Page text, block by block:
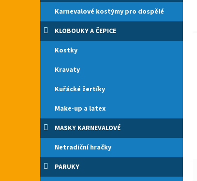
Karnevalové kostýmy pro dospělé
KLOBOUKY A ČEPICE
Kostky
Kravaty
Kuřácké žertíky
Make-up a latex
MASKY KARNEVALOVÉ
Netradiční hračky
PARUKY